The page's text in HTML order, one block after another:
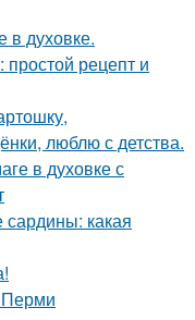
духовке.
простой рецепт и
люблю с детства.
в духовке с
какая
Перми